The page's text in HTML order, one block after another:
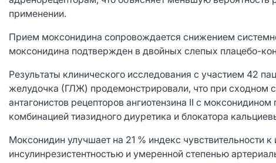
применении.
Прием моксонидина сопровождается снижением
моксонидина подтвержден в двойных слепых плацебо-
Результаты клинического исследования с участием 42
желудочка (ГЛЖ) продемонстрировали, что при сходном
антагонистов рецепторов ангиотензина II с
комбинацией тиазидного диуретика и блокатора
Моксонидин улучшает на 21 % индекс чувствительности
инсулинрезистентностью и умеренной степенью